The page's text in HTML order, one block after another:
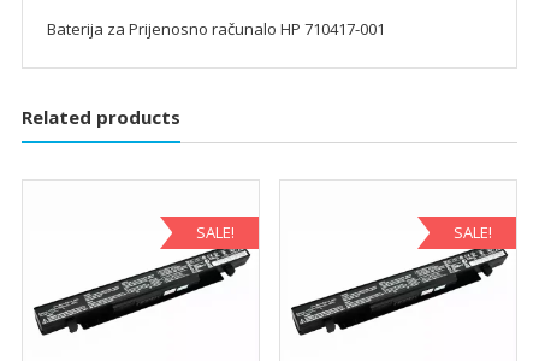
Baterija za Prijenosno računalo HP 710417-001
Related products
SALE! SALE!